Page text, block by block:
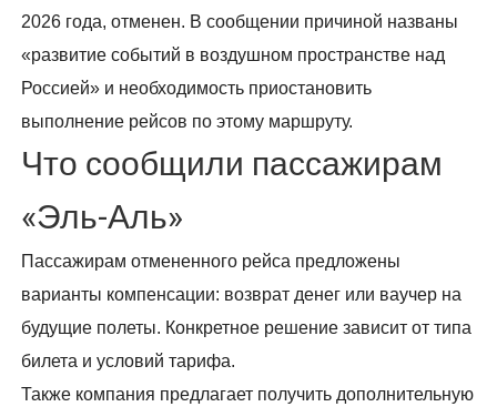
2026 года, отменен. В сообщении причиной названы
«развитие событий в воздушном пространстве над
Россией» и необходимость приостановить
выполнение рейсов по этому маршруту.
Что сообщили пассажирам
«Эль-Аль»
Пассажирам отмененного рейса предложены
варианты компенсации: возврат денег или ваучер на
будущие полеты. Конкретное решение зависит от типа
билета и условий тарифа.
Также компания предлагает получить дополнительную